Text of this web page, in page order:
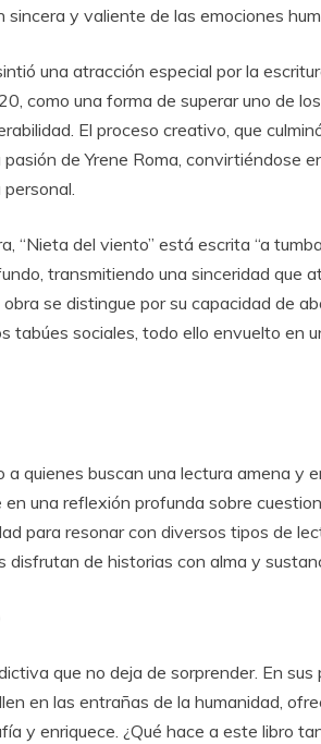
y valiente de las emociones
una atracción especial por la
como una forma de superar uno de
El proceso creativo, que
de Yrene Roma, convirtiéndose
“Nieta del viento” está escrita “a
transmitiendo una sinceridad que
se distingue por su capacidad de
tabúes sociales, todo ello envuelto en
a quienes buscan una lectura amena y
en una reflexión profunda sobre
para resonar con diversos tipos de
disfrutan de historias con alma y
que no deja de sorprender. En sus
en las entrañas de la humanidad,
y enriquece. ¿Qué hace a este libro